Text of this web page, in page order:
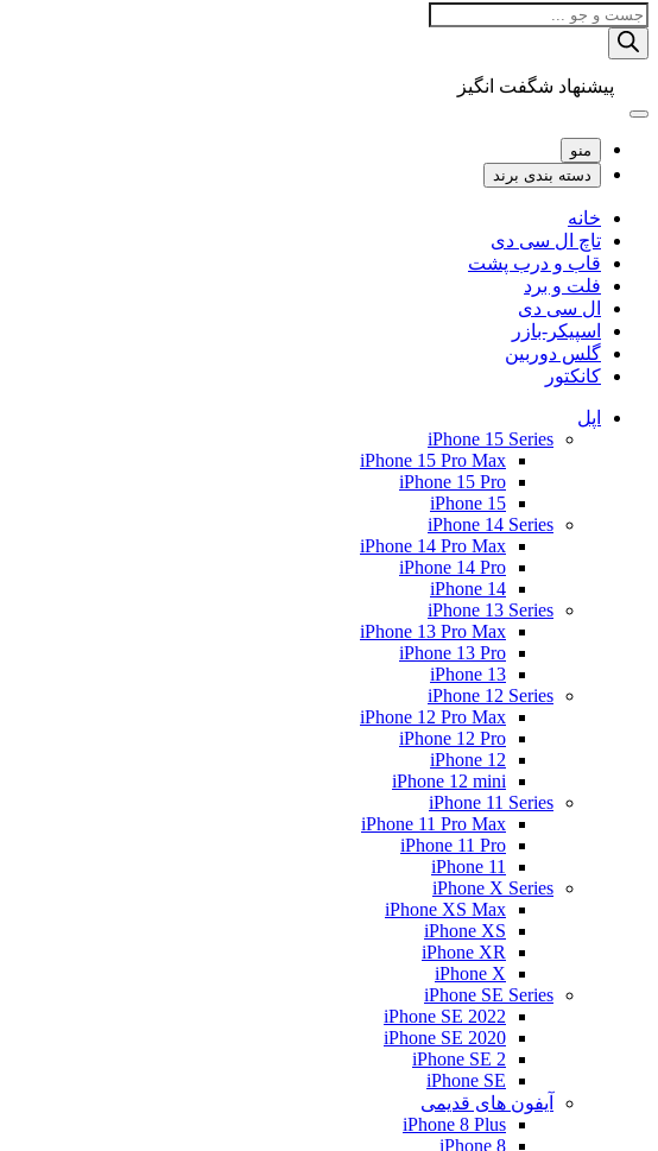
Products
search
پیشنهاد شگفت انگیز
منو
دسته بندی برند
خانه
تاچ ال سی دی
قاب و درب پشت
فلت و برد
ال سی دی
اسپیکر-بازر
گلس دوربین
کانکتور
اپل
iPhone 15 Series
iPhone 15 Pro Max
iPhone 15 Pro
iPhone 15
iPhone 14 Series
iPhone 14 Pro Max
iPhone 14 Pro
iPhone 14
iPhone 13 Series
iPhone 13 Pro Max
iPhone 13 Pro
iPhone 13
iPhone 12 Series
iPhone 12 Pro Max
iPhone 12 Pro
iPhone 12
iPhone 12 mini
iPhone 11 Series
iPhone 11 Pro Max
iPhone 11 Pro
iPhone 11
iPhone X Series
iPhone XS Max
iPhone XS
iPhone XR
iPhone X
iPhone SE Series
iPhone SE 2022
iPhone SE 2020
iPhone SE 2
iPhone SE
آیفون های قدیمی
iPhone 8 Plus
iPhone 8